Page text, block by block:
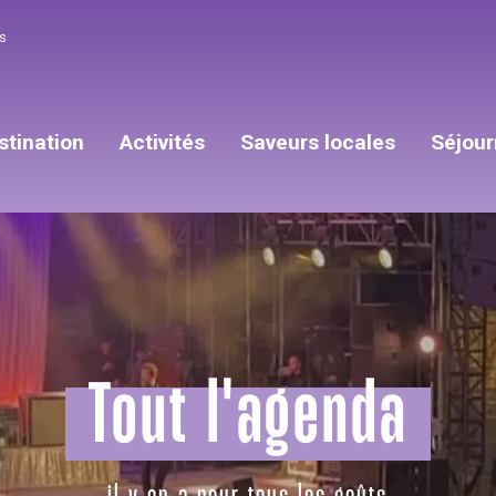
Activités Saveurs locales
Tout l'agenda